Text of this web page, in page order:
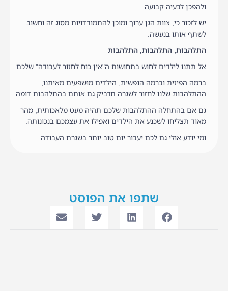
ולהפכן לבעיה קבועה.
יש לזכור כי, צוות הגן ערוך ומוכן להתמודדויות מסוג זה וחשוב
לשתף אותו בנעשה.
התלהבות, התלהבות, התלהבות
אל תתנו לילדים לחוש בתחושות ה"אין כוח לחזור לעבודה" שלכם.
ברמה הפיזית וברמה הנפשית, הילדים מושפעים מאיתנו,
ההתלהבות שלנו לחזור לשגרה תדביק גם אותם בהתלהבות דומה.
גם אם בהתחלה ההתלהבות שלכם תהיה מעט מלאכותית, מהר
מאוד תצליחו לשכנע את הילדים ואפילו את עצמכם בנכונותה.
ומי יודע אולי גם לכם יעבור יום טוב יותר בשגרת העבודה.
שתפו את הפוסט